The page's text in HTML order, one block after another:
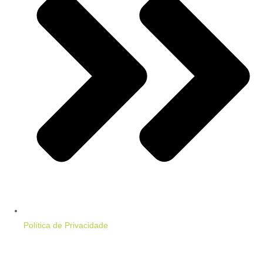
Política de Privacidade